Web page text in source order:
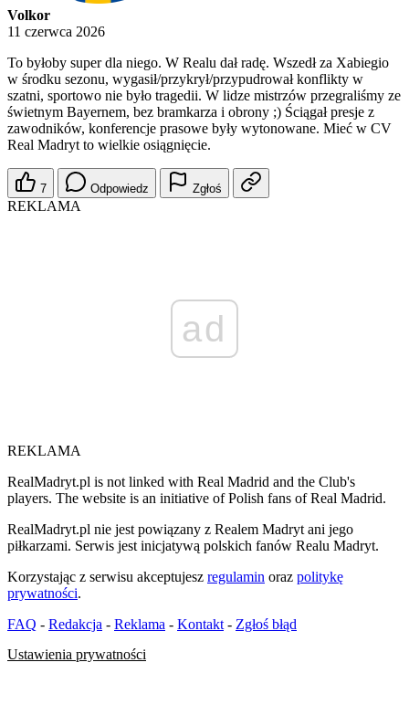
Volkor
11 czerwca 2026
To byłoby super dla niego. W Realu dał radę. Wszedł za Xabiegio
w środku sezonu, wygasił/przykrył/przypudrował konflikty w
szatni, sportowo nie było tragedii. W lidze mistrzów przegraliśmy ze
świetnym Bayernem, bez bramkarza i obrony ;) Ściągał presje z
zawodników, konferencje prasowe były wytonowane. Mieć w CV
Real Madryt to wielkie osiągnięcie.
7 Odpowiedz Zgłoś
REKLAMA
ad
REKLAMA
RealMadryt.pl is not linked with Real Madrid and the Club's
players. The website is an initiative of Polish fans of Real Madrid.
RealMadryt.pl nie jest powiązany z Realem Madryt ani jego
piłkarzami. Serwis jest inicjatywą polskich fanów Realu Madryt.
Korzystając z serwisu akceptujesz regulamin oraz politykę
prywatności.
FAQ - Redakcja - Reklama - Kontakt - Zgłoś błąd
Ustawienia prywatności